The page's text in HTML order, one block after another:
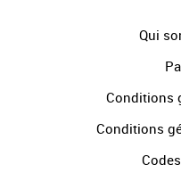
Qui
Conditions
Conditions